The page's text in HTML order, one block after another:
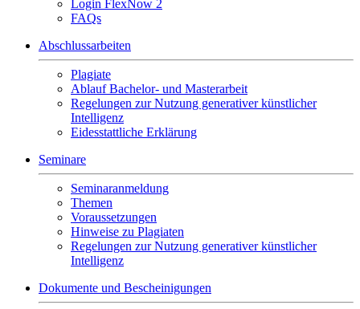
Login FlexNow 2
FAQs
Abschlussarbeiten
Plagiate
Ablauf Bachelor- und Masterarbeit
Regelungen zur Nutzung generativer künstlicher
Intelligenz
Eidesstattliche Erklärung
Seminare
Seminaranmeldung
Themen
Voraussetzungen
Hinweise zu Plagiaten
Regelungen zur Nutzung generativer künstlicher
Intelligenz
Dokumente und Bescheinigungen